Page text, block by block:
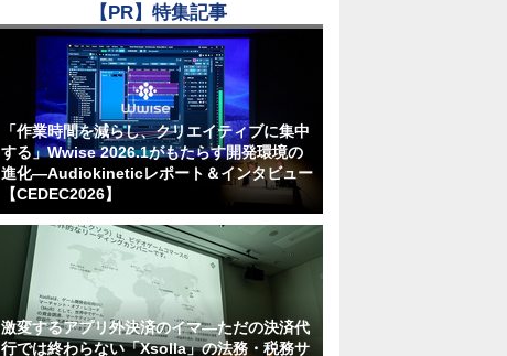
【PR】特集記事
「作業時間を減らし、クリエイティブに集中
する」Wwise 2026.1がもたらす開発環境の
進化―Audiokineticレポート＆インタビュー
【CEDEC2026】
激変するアプリ外決済のイマ―ただの決済代
行では終わらない「Xsolla」の法務・税務サ